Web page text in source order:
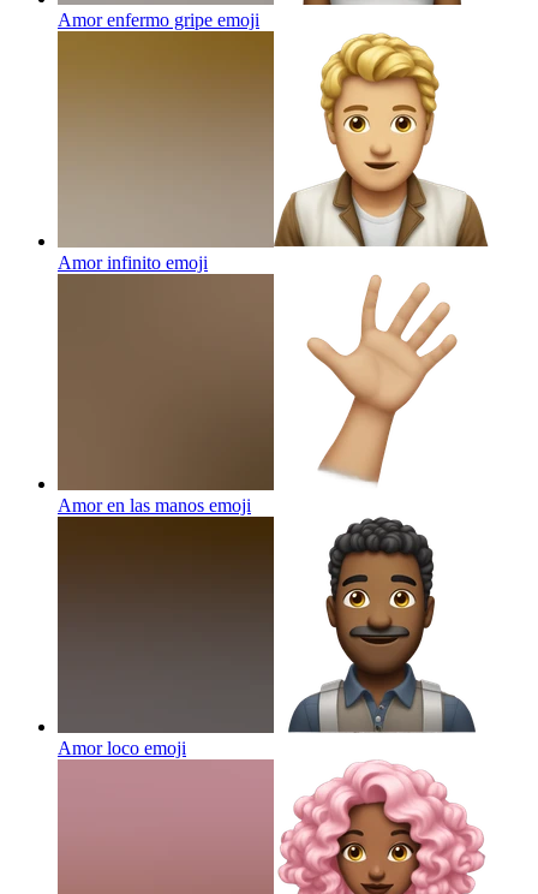
Amor enfermo gripe emoji
Amor infinito emoji
Amor en las manos emoji
Amor loco emoji